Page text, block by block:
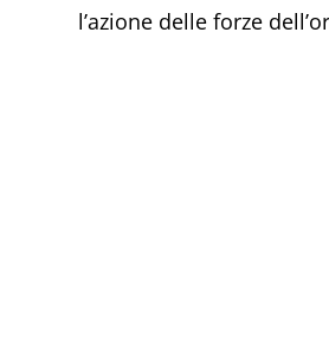
l’azione delle forze